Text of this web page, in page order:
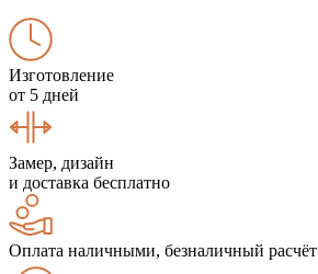
Изготовление
от 5 дней
Замер, дизайн
и доставка бесплатно
Оплата наличными, безналичный расчёт